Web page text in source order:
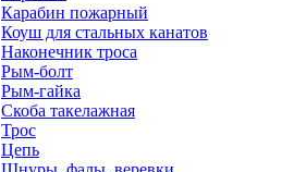
Карабин пожарный
Коуш для стальных канатов
Наконечник троса
Рым-болт
Рым-гайка
Скоба такелажная
Трос
Цепь